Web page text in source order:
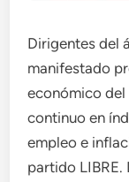
Dirigentes del
manifestado
económico del
continuo en
empleo e
partido LIBRE.